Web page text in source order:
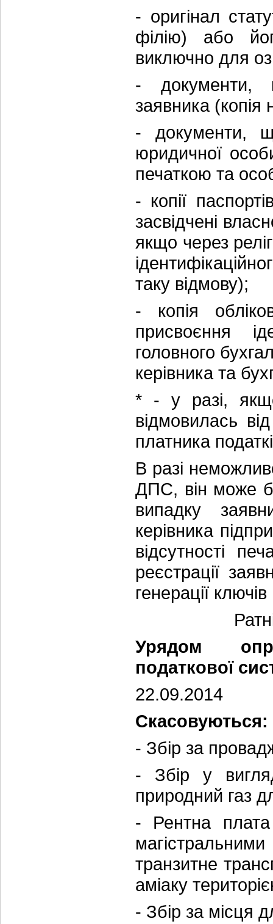
- оригінал
філію) або
виключно для
- документи,
заявника
- документи,
юридичної
печаткою та
- копії
засвідчені
якщо через
таку відмову);
- копія
присвоєння
головного
керівника та
* - у разі, якщо
відмовилась
платника
В разі
ДПС, він може
випадку
керівника
відсутності
реєстрації
генерації
Урядом
податкової
22.09.2014
Скасовуються:
- Збір за
- Збір у
природний газ
- Рентна плата
транзитне
аміаку
- Збір за місця